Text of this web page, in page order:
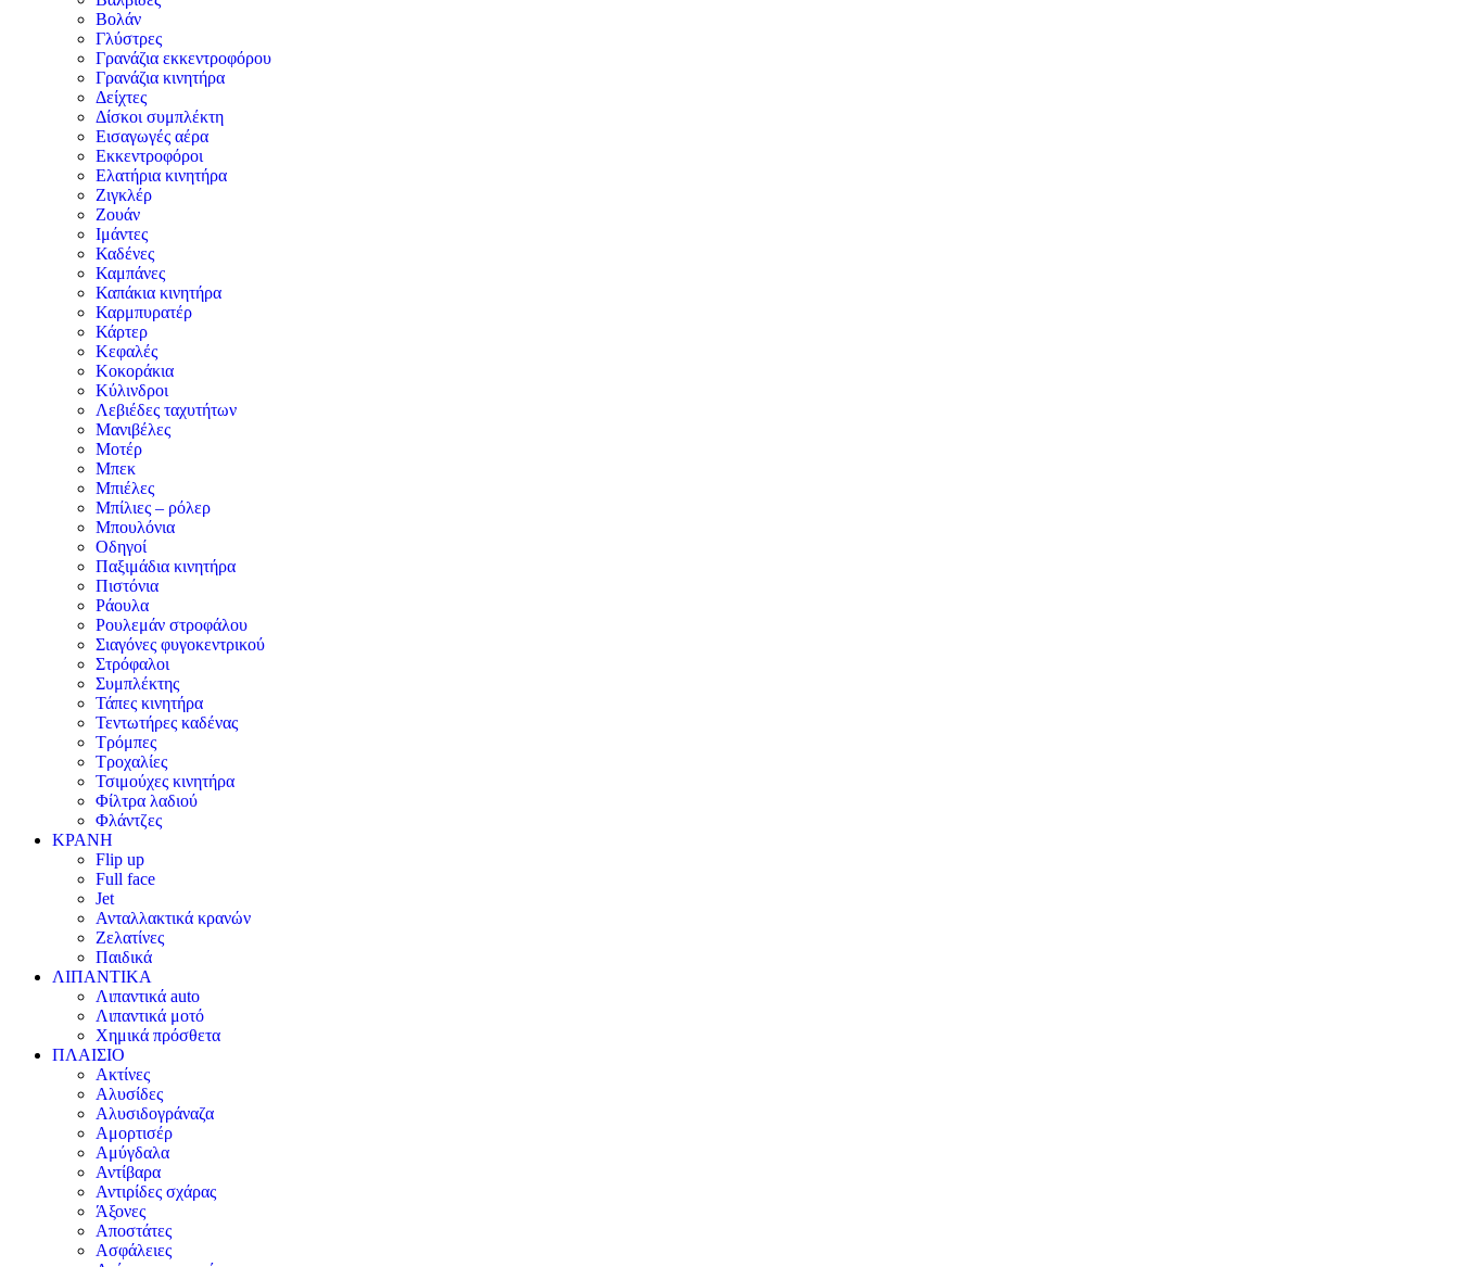
Βολάν
Γλύστρες
Γρανάζια εκκεντροφόρου
Γρανάζια κινητήρα
Δείχτες
Δίσκοι συμπλέκτη
Εισαγωγές αέρα
Εκκεντροφόροι
Ελατήρια κινητήρα
Ζιγκλέρ
Ζουάν
Ιμάντες
Καδένες
Καμπάνες
Καπάκια κινητήρα
Καρμπυρατέρ
Κάρτερ
Κεφαλές
Κοκοράκια
Κύλινδροι
Λεβιέδες ταχυτήτων
Μανιβέλες
Μοτέρ
Μπεκ
Μπιέλες
Μπίλιες – ρόλερ
Μπουλόνια
Οδηγοί
Παξιμάδια κινητήρα
Πιστόνια
Ράουλα
Ρουλεμάν στροφάλου
Σιαγόνες φυγοκεντρικού
Στρόφαλοι
Συμπλέκτης
Τάπες κινητήρα
Τεντωτήρες καδένας
Τρόμπες
Τροχαλίες
Τσιμούχες κινητήρα
Φίλτρα λαδιού
Φλάντζες
ΚΡΑΝΗ
Flip up
Full face
Jet
Ανταλλακτικά κρανών
Ζελατίνες
Παιδικά
ΛΙΠΑΝΤΙΚΑ
Λιπαντικά auto
Λιπαντικά μοτό
Χημικά πρόσθετα
ΠΛΑΙΣΙΟ
Ακτίνες
Αλυσίδες
Αλυσιδογράναζα
Αμορτισέρ
Αμύγδαλα
Αντίβαρα
Αντιρίδες σχάρας
Άξονες
Αποστάτες
Ασφάλειες